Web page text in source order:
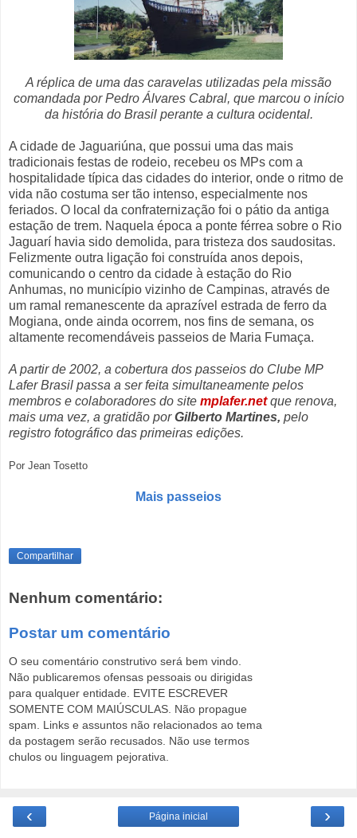
A réplica de uma das caravelas utilizadas pela missão
comandada por Pedro Álvares Cabral, que marcou o início
da história do Brasil perante a cultura ocidental.
A cidade de Jaguariúna, que possui uma das mais
tradicionais festas de rodeio, recebeu os MPs com a
hospitalidade típica das cidades do interior, onde o ritmo de
vida não costuma ser tão intenso, especialmente nos
feriados. O local da confraternização foi o pátio da antiga
estação de trem. Naquela época a ponte férrea sobre o Rio
Jaguarí havia sido demolida, para tristeza dos saudositas.
Felizmente outra ligação foi construída anos depois,
comunicando o centro da cidade à estação do Rio
Anhumas, no município vizinho de Campinas, através de
um ramal remanescente da aprazível estrada de ferro da
Mogiana, onde ainda ocorrem, nos fins de semana, os
altamente recomendáveis passeios de Maria Fumaça.
A partir de 2002, a cobertura dos passeios do Clube MP
Lafer Brasil passa a ser feita simultaneamente pelos
membros e colaboradores do site mplafer.netque renova,
mais uma vez, a gratidão porGilberto Martines, pelo
registro fotográfico das primeiras edições.
Por Jean Tosetto
Mais passeios
Compartilhar
Nenhum comentário:
Postar um comentário
O seu comentário construtivo será bem vindo.
Não publicaremos ofensas pessoais ou dirigidas
para qualquer entidade. EVITE ESCREVER
SOMENTE COM MAIÚSCULAS. Não propague
spam. Links e assuntos não relacionados ao tema
da postagem serão recusados. Não use termos
chulos ou linguagem pejorativa.
‹ ›
Página inicial